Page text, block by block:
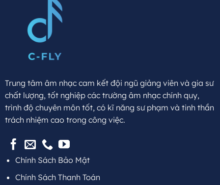
Trung tâm âm nhạc cam kết đội ngũ giảng viên và gia sư
chất lượng, tốt nghiệp các trường âm nhạc chính quy,
trình độ chuyên môn tốt, có kĩ năng sư phạm và tinh thần
trách nhiệm cao trong công việc.
Chính Sách Bảo Mật
Chính Sách Thanh Toán